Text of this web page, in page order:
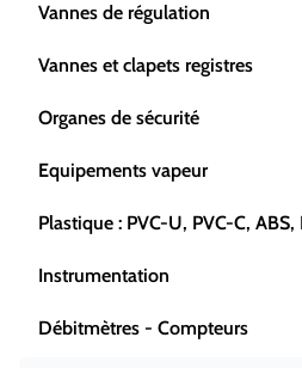
Vannes de régulation
Vannes et clapets registres
Organes de sécurité
Equipements vapeur
Plastique : PVC-U, PVC-C, ABS,
Instrumentation
Débitmètres - Compteurs